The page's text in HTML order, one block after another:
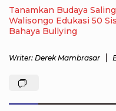
Tanamkan Budaya
Walisongo Edukasi 50
Bahaya Bullying
Writer: Derek Mambrasar